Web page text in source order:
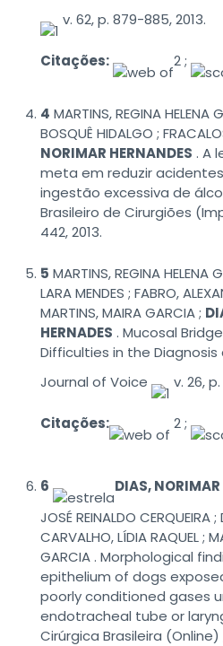
v. 62, p. 879-885, 2013.
Citações: 2 ;
4 MARTINS, REGINA HELENA
BOSQUÊ HIDALGO ;
NORIMAR HERNANDES . A
meta em reduzir
ingestão excessiva de
Brasileiro de Cirurgiões
442, 2013.
5 MARTINS, REGINA HELENA
LARA MENDES ; FABRO,
MARTINS, MAIRA GARCIA ;
HERNADES . Mucosal
Difficulties in the
Journal of Voice
v. 26, p.
Citações: 2 ;
6 DIAS, NORIMAR
JOSÉ REINALDO CERQUEIRA ;
CARVALHO, LÍDIA RAQUEL ;
GARCIA . Morphological
epithelium of dogs
poorly conditioned gases
endotracheal tube or
Cirúrgica Brasileira (Online)